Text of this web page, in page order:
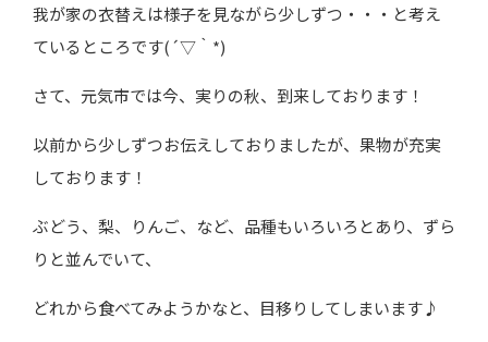
我が家の衣替えは様子を見ながら少しずつ・・・と考え
ているところです(´▽｀*)
さて、元気市では今、実りの秋、到来しております！
以前から少しずつお伝えしておりましたが、果物が充実
しております！
ぶどう、梨、りんご、など、品種もいろいろとあり、ずら
りと並んでいて、
どれから食べてみようかなと、目移りしてしまいます♪